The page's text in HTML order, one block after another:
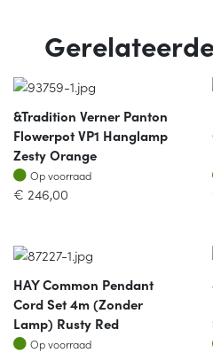
&Tradition Verner Panton
Flowerpot VP1 Hanglamp
Zesty Orange
Op voorraad
Op voorraad
€ 246,00
HAY Common Pendant
Cord Set 4m (zonder
Lamp) Rusty Red
Op voorraad
Op voorraad